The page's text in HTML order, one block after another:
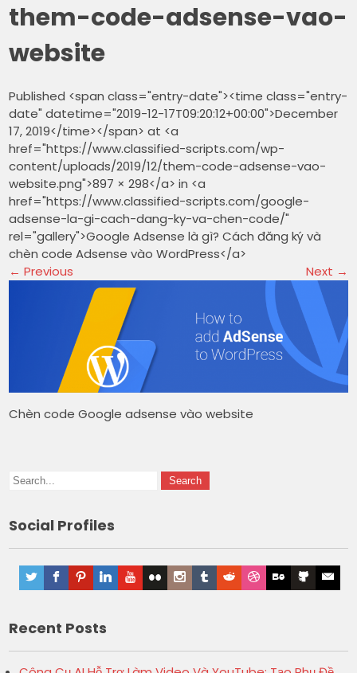
them-code-adsense-vao-
website
Published <span class="entry-date"><time class="entry-
date" datetime="2019-12-17T09:20:12+00:00">December
17, 2019</time></span> at <a
href="https://www.classified-scripts.com/wp-
content/uploads/2019/12/them-code-adsense-vao-
website.png">897 × 298</a> in <a
href="https://www.classified-scripts.com/google-
adsense-la-gi-cach-dang-ky-va-chen-code/"
rel="gallery">Google Adsense là gì? Cách đăng ký và
chèn code Adsense vào WordPress</a>
← Previous Next →
Chèn code Google adsense vào website
Social Profiles
Recent Posts